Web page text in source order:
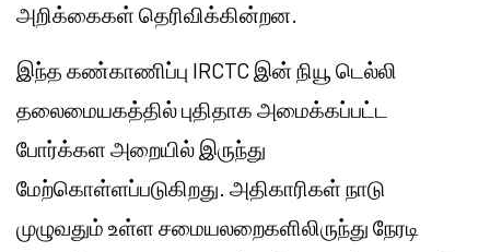
அறிக்கைகள் தெரிவிக்கின்றன.
இந்த கண்காணிப்பு IRCTC இன் நியூ டெல்லி
தலைமையகத்தில் புதிதாக அமைக்கப்பட்ட
போர்க்கள அறையில் இருந்து
மேற்கொள்ளப்படுகிறது. அதிகாரிகள் நாடு
முழுவதும் உள்ள சமையலறைகளிலிருந்து நேரடி